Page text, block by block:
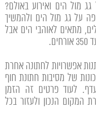
מול הים ואירוע באולם?
על גג מול הים ולהמשיך
מתאים לאוהבי הים אבל
אפשרויות לחתונה אחרת
של מסיבות חתונת חוף
לעוד פרטים זה הזמן
המקום הנכון ולעזור בכל